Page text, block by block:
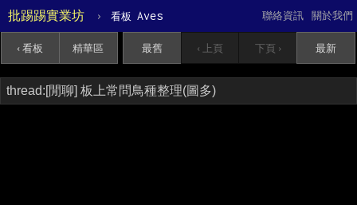
批踢踢實業坊 › 看板 Aves 關於我們
聯絡資訊
‹ 看板 精華區 最舊 ‹ 上頁 下頁 › 最新